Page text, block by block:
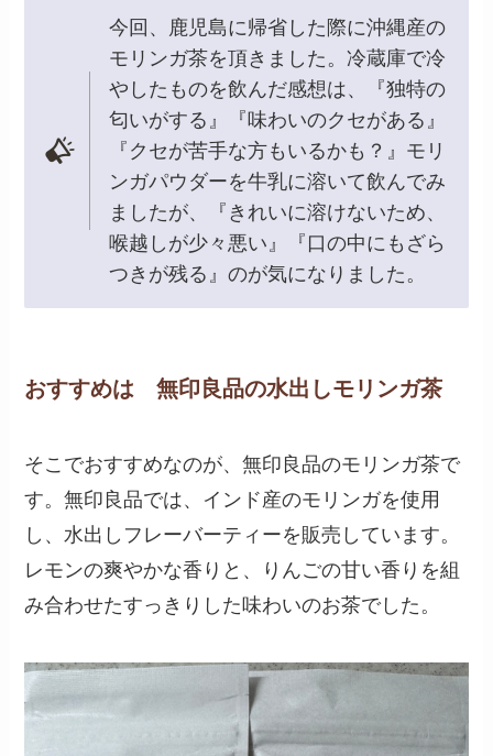
今回、鹿児島に帰省した際に沖縄産の
モリンガ茶を頂きました。冷蔵庫で冷
やしたものを飲んだ感想は、『独特の
匂いがする』『味わいのクセがある』
『クセが苦手な方もいるかも？』モリ
ンガパウダーを牛乳に溶いて飲んでみ
ましたが、『きれいに溶けないため、
喉越しが少々悪い』『口の中にもざら
つきが残る』のが気になりました。
おすすめは 無印良品の水出しモリンガ茶
そこでおすすめなのが、無印良品のモリンガ茶で
す。無印良品では、インド産のモリンガを使用
し、水出しフレーバーティーを販売しています。
レモンの爽やかな香りと、りんごの甘い香りを組
み合わせたすっきりした味わいのお茶でした。